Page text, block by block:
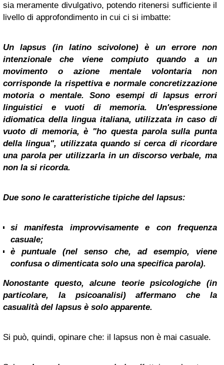
sia meramente divulgativo, potendo ritenersi sufficiente il
livello di approfondimento in cui ci si imbatte:
Unlapsus (in latino scivolone) è un errore non
intenzionale che viene compiuto quando a un
movimento o azione mentale volontaria non
corrisponde la rispettiva e normale concretizzazione
motoria o mentale. Sono esempi di lapsuserrori
linguistici e vuoti di memoria. Un'espressione
idiomatica della lingua italiana, utilizzata in caso di
vuoto di memoria, è "ho questa parola sulla punta
della lingua", utilizzata quando si cerca di ricordare
una parola per utilizzarla in un discorso verbale, ma
non la si ricorda.
Due sono le caratteristiche tipiche del lapsus:
si manifesta improvvisamente e con frequenza
casuale;
è puntuale (nel senso che, ad esempio, viene
confusa o dimenticata solo una specifica parola).
Nonostante questo, alcune teorie psicologiche (in
particolare, la psicoanalisi) affermano che la
casualità del lapsus è solo apparente.
Si può, quindi, opinare che: il lapsus non è mai casuale.